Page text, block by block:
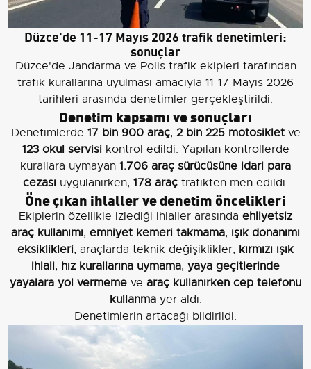
Düzce'de 11-17 Mayıs 2026 trafik denetimleri:
sonuçlar
Düzce'de Jandarma ve Polis trafik ekipleri tarafından
trafik kurallarına uyulması amacıyla 11-17 Mayıs 2026
tarihleri arasında denetimler gerçekleştirildi.
Denetim kapsamı ve sonuçları
Denetimlerde 17 bin 900 araç, 2 bin 225 motosikletve
123 okul servisikontrol edildi. Yapılan kontrollerde
kurallara uymayan 1.706 araç sürücüsüne idari para
cezası uygulanırken, 178 araç trafikten men edildi.
Öne çıkan ihlaller ve denetim öncelikleri
Ekiplerin özellikle izlediği ihlaller arasında ehliyetsiz
araç kullanımı, emniyet kemeri takmama, ışık donanımı
eksiklikleri, araçlarda teknik değişiklikler, kırmızı ışık
ihlali, hız kurallarına uymama, yaya geçitlerinde
yayalara yol vermeme ve araç kullanırken cep telefonu
kullanmayer aldı.
Denetimlerin artacağı bildirildi.